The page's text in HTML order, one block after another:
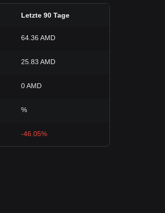
Letzte 90 Tage
64.36 AMD
25.83 AMD
0 AMD
%
-46.05%